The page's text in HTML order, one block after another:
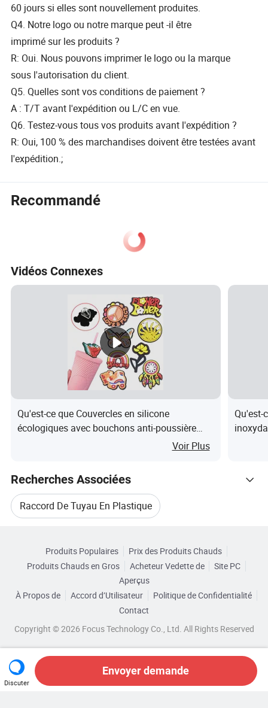
60 jours si elles sont nouvellement produites.
Q4. Notre logo ou notre marque peut -il être
imprimé sur les produits ?
R: Oui. Nous pouvons imprimer le logo ou la marque
sous l'autorisation du client.
Q5. Quelles sont vos conditions de paiement ?
A : T/T avant l'expédition ou L/C en vue.
Q6. Testez-vous tous vos produits avant l'expédition ?
R: Oui, 100 % des marchandises doivent être testées avant
l'expédition.;
Recommandé
Vidéos Connexes
Qu'est-ce que Couvercles en silicone
écologiques avec bouchons anti-poussière
Voir Plus
Qu'est-
Recherches Associées
Raccord De Tuyau En Plastique
Raccord En Plastique Pour Tuyau De Jardin
Raccord De Tuyau Pulvérisateur
Raccord De Flexible Électrique
Connecteur De Tuyau En PVC
Produits Populaires
Prix des Produits Chauds
Produits Chauds en Gros
Acheteur Vedette de
Site PC
Aperçus
À Propos de
Accord d’Utilisateur
Politique de Confidentialité
Contact
Copyright © 2026 Focus Technology Co., Ltd. All Rights Reserved
Discuter
Envoyer demande